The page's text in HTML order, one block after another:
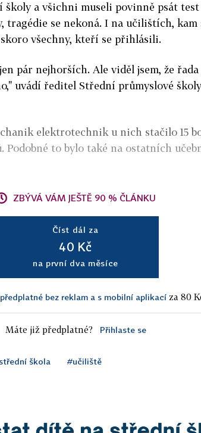
školy a všichni museli povinně psát test
tragédie se nekoná. I na učilištích, kam
všechny, kteří se přihlásili.
pár nejhorších. Ale viděl jsem, že
uvádí ředitel Střední průmyslové
elektrotechnik u nich stačilo 15
Podobné to bylo také na ostatních
ZBÝVÁ VÁM JEŠTĚ 90 % ČLÁNKU
Číst dál za
40 Kč
na první dva měsíce
předplatné bez reklam a s mobilní aplikací za 80
Máte již předplatné? Přihlaste se
škola #učiliště